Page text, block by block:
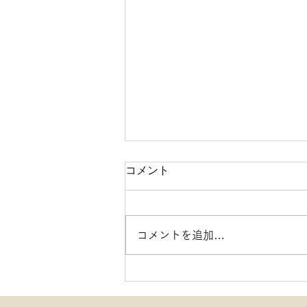
日本ケアマネジメント学会第
２５回研究大会inふくい
コメント
コメントを追加…